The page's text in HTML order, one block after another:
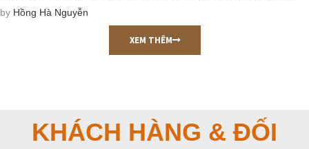
by Thị Thảo Đào
XEM THÊM
KHÁCH HÀNG & ĐỐI